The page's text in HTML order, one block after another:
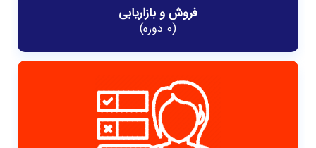
فروش و بازاریابی
(0 دوره)